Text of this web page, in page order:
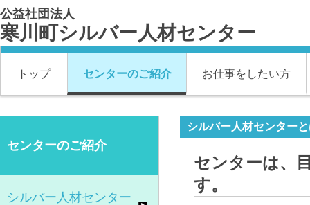
公益社団法人
寒川町シルバー人材センター
トップ センターのご紹介 お仕事をしたい方
シルバー人材センター
センターは、
す。
センターのご紹介
シルバー人材センター